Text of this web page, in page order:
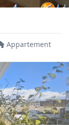
Appartement